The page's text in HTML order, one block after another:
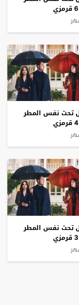
تحت نفس المطر
تحت نفس المطر